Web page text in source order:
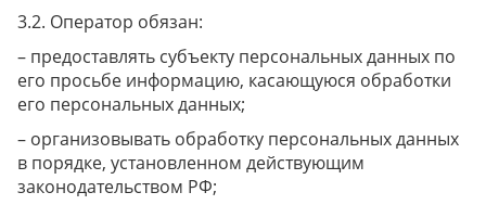
Оператор обязан:
– предоставлять субъекту персональных данных по
его просьбе информацию, касающуюся обработки
его персональных данных;
– организовывать обработку персональных данных
в порядке, установленном действующим
законодательством РФ;